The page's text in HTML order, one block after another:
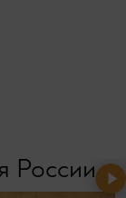
России